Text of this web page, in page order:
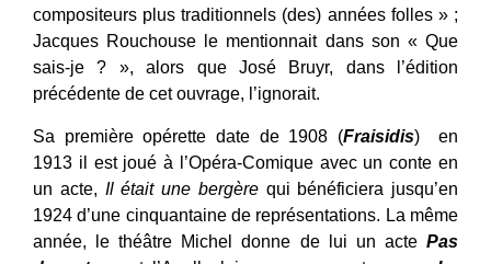
compositeurs plus traditionnels (des) années folles » ;
Jacques Rouchouse le mentionnait dans son « Que
sais-je ? », alors que José Bruyr, dans l’édition
précédente de cet ouvrage, l’ignorait.
Sa première opérette date de 1908 (Fraisidis) en
1913 il est joué à l’Opéra-Comique avec un conte en
un acte, Il était une bergère qui bénéficiera jusqu’en
1924 d’une cinquantaine de représentations. La même
année, le théâtre Michel donne de lui un acte Pas